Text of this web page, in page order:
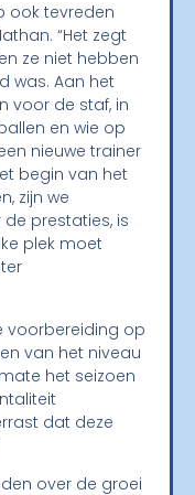
ook tevreden
“Het zegt
ze niet hebben
was. Aan het
voor de staf, in
en wie op
nieuwe trainer
begin van het
zijn we
prestaties, is
plek moet
voorbereiding op
van het niveau
het seizoen
dat deze
over de groei